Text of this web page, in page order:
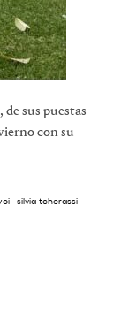
sus puestas
con su
· silvia tcherassi ·